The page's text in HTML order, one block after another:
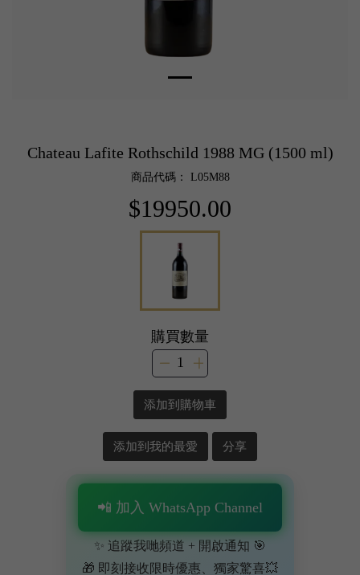
Chateau Lafite Rothschild 1988 MG (1500 ml)
商品代碼： L05M88
$19950.00
購買數量
添加到購物車
添加到我的最愛 分享
📲 加入 WhatsApp Channel
✨ 追蹤我哋頻道 + 開啟通知 🎯
🎁 即刻接收限時優惠、獨家驚喜💥